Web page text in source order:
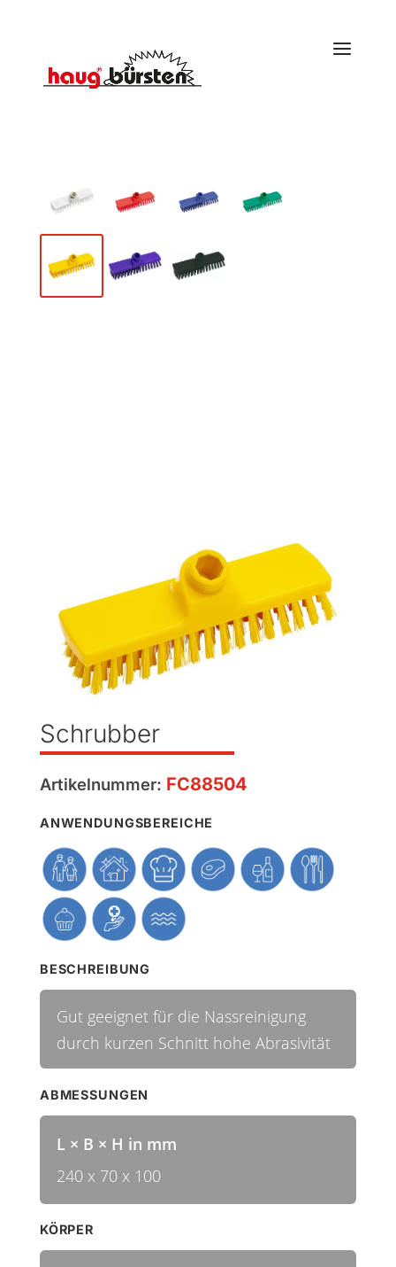
Schrubber
Artikelnummer: FC88504
ANWENDUNGSBEREICHE
BESCHREIBUNG
Gut geeignet für die Nassreinigung
durch kurzen Schnitt hohe Abrasivität
ABMESSUNGEN
L × B × H in mm
240 x 70 x 100
KÖRPER